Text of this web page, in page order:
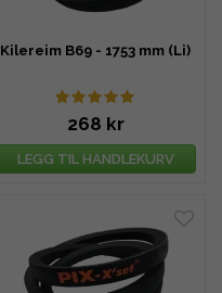
Kilereim B69 - 1753 mm (Li)
268 kr
LEGG TIL HANDLEKURV